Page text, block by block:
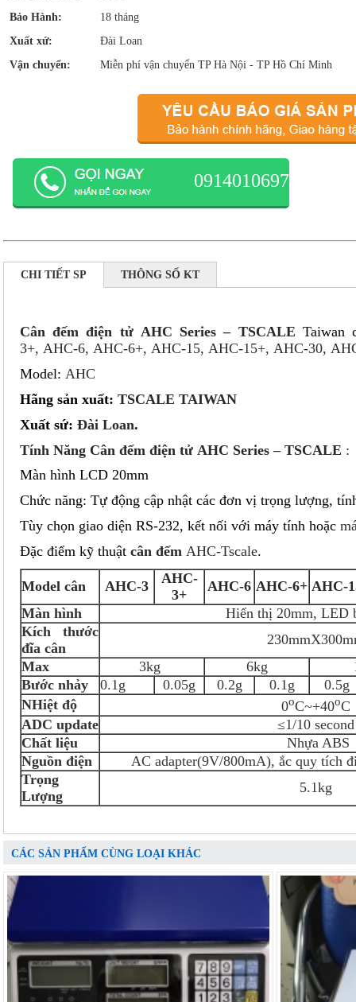
Bảo Hành:
18 tháng
Xuất xứ:
Đài Loan
Vận chuyển:
Miễn phí vận chuyển TP Hà Nội - TP Hồ Chí Minh
0914010697
CHI TIẾT SP THÔNG SỐ KT
Cân đếm điện tử AHC Series – TSCALE Taiwan
3+, AHC-6, AHC-6+, AHC-15, AHC-15+, AHC-30,
Model: AHC
Hãng sản xuất: TSCALE TAIWAN
Xuất sứ: Đài Loan.
Tính Năng Cân đếm điện tử AHC Series – TSCALE :
Màn hình LCD 20mm
Chức năng: Tự động cập nhật các đơn vị trọng lượng,
Tùy chọn giao diện RS-232, kết nối với máy tính hoặc
Đặc điểm kỹ thuật cân đếm AHC-Tscale.
Model cân AHC-3
AHC-
3+
AHC-6 AHC-6+ AHC-
Màn hình
Hiển thị 20mm, LED
Kích thước
đĩa cân
Max
3kg 6kg
Bước nhảy
0.1g 0.05g 0.2g 0.1g
0.5g
NHiệt độ
0oC~+40oC
ADC update
≤1/10 second
Chất liệu
Nhựa ABS
Nguồn điện
AC adapter(9V/800mA), ắc quy tích
Trọng
Lượng
5.1kg
CÁC SẢN PHẨM CÙNG LOẠI KHÁC